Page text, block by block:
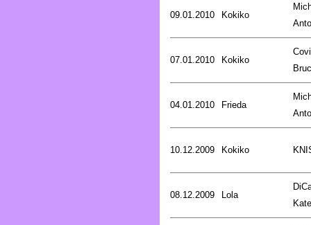
09.01.2010 Kokiko
07.01.2010 Kokiko
04.01.2010 Frieda
10.12.2009 Kokiko
08.12.2009 Lola
Kate